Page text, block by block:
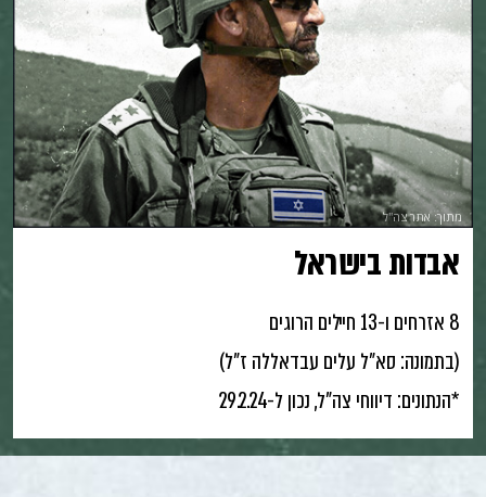
מתוך: אתר צה"ל
אבדות בישראל
8 אזרחים ו-13 חיילים הרוגים
(בתמונה: סא"ל עלים עבדאללה ז"ל)
*הנתונים: דיווחי צה"ל, נכון ל-29.2.24